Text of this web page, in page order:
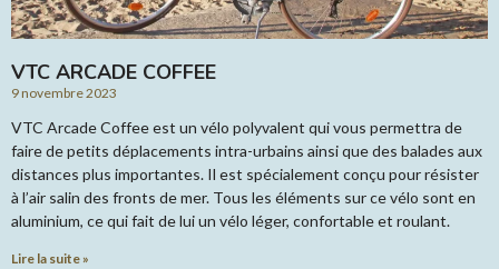
VTC ARCADE COFFEE
9 novembre 2023
VTC Arcade Coffee est un vélo polyvalent qui vous permettra de
faire de petits déplacements intra-urbains ainsi que des balades aux
distances plus importantes. Il est spécialement conçu pour résister
à l’air salin des fronts de mer. Tous les éléments sur ce vélo sont en
aluminium, ce qui fait de lui un vélo léger, confortable et roulant.
Lire la suite »